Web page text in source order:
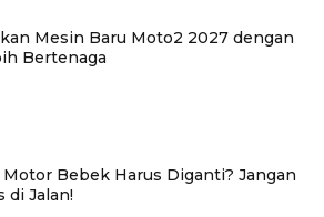
Mesin Baru Moto2 2027 dengan
Bertenaga
Motor Bebek Harus Diganti? Jangan
di Jalan!